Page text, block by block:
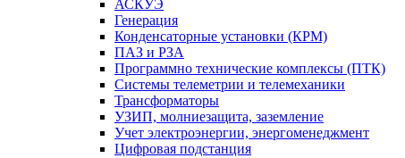
АСКУЭ
Генерация
Конденсаторные установки (КРМ)
ПАЗ и РЗА
Программно технические комплексы (ПТК)
Системы телеметрии и телемеханики
Трансформаторы
УЗИП, молниезащита, заземление
Учет электроэнергии, энергоменеджмент
Цифровая подстанция